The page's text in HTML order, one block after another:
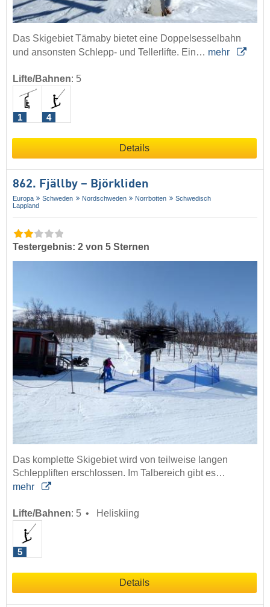
Das Skigebiet Tärnaby bietet eine Doppelsesselbahn
und ansonsten Schlepp- und Tellerlifte. Ein… mehr
Lifte/Bahnen: 5
1 4
Details
862. Fjällby – Björkliden
Europa Schweden Nordschweden Norrbotten
Schwedisch
Lappland
Testergebnis: 2 von 5 Sternen
Das komplette Skigebiet wird von teilweise langen
Schleppliften erschlossen. Im Talbereich gibt es…
mehr
Lifte/Bahnen: 5 Heliskiing
5
Details